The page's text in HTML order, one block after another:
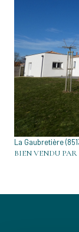
La Gaubretière
BIEN VENDU